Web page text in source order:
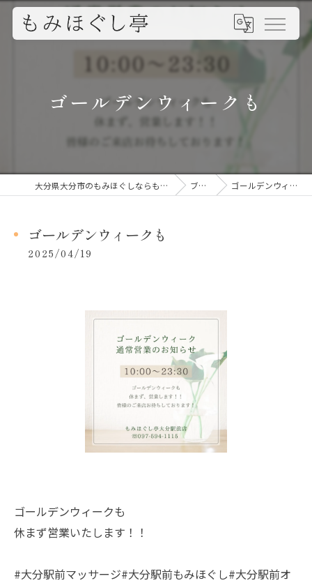
ゴールデンウィークも
大分県大分市のもみほぐしならもみほぐし亭 ブログ ゴールデンウィークも
ゴールデンウィークも
2025/04/19
ゴールデンウィークも
休まず営業いたします！！
#大分駅前マッサージ#大分駅前もみほぐし#大分駅前オ